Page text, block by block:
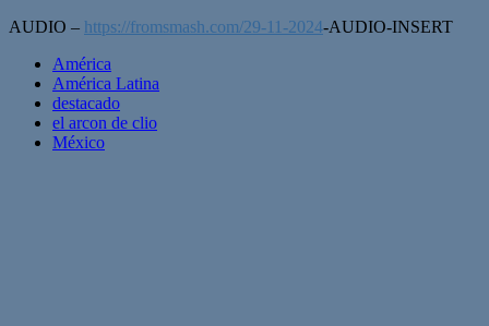
AUDIO – https://fromsmash.com/29-11-2024-AUDIO-INSERT
América
América Latina
destacado
el arcon de clio
México